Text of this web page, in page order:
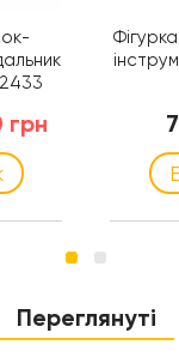
грн
Переглянуті